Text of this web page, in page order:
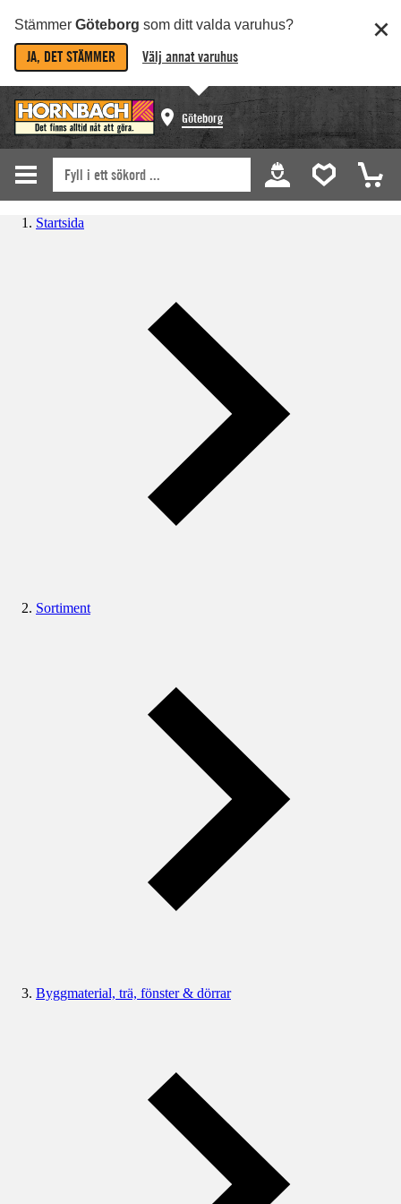
Stämmer Göteborg som ditt valda varuhus?
JA, DET STÄMMER Välj annat varuhus
Göteborg
Startsida
Sortiment
Byggmaterial, trä, fönster & dörrar